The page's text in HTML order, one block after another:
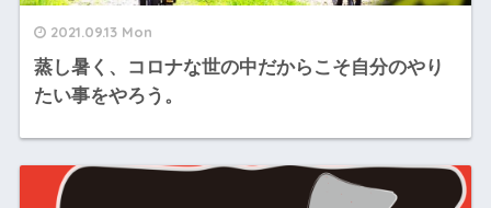
2021.09.13 Mon
蒸し暑く、コロナな世の中だからこそ自分のやり
たい事をやろう。